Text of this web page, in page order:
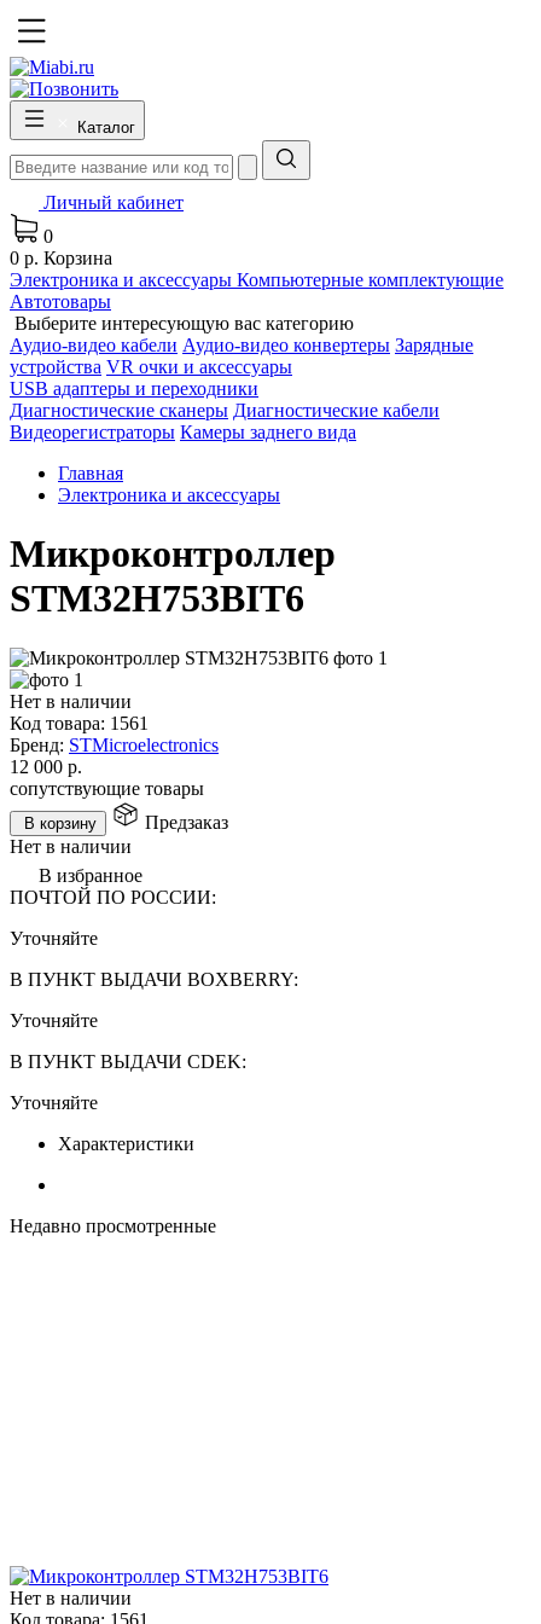
Каталог
Личный кабинет
0
0 р. Корзина
Электроника и аксессуары Компьютерные комплектующие
Автотовары
Выберите интересующую вас категорию
Аудио-видео кабели Аудио-видео конвертеры Зарядные
устройства VR очки и аксессуары
USB адаптеры и переходники
Диагностические сканеры Диагностические кабели
Видеорегистраторы Камеры заднего вида
Главная
Электроника и аксессуары
Микроконтроллер
STM32H753BIT6
Нет в наличии
Код товара: 1561
Бренд: STMicroelectronics
12 000 р.
сопутствующие товары
В корзину
Предзаказ
Нет в наличии
В избранное
ПОЧТОЙ ПО РОССИИ:
Уточняйте
В ПУНКТ ВЫДАЧИ BOXBERRY:
Уточняйте
В ПУНКТ ВЫДАЧИ CDEK:
Уточняйте
Характеристики
Недавно просмотренные
Нет в наличии
Код товара: 1561